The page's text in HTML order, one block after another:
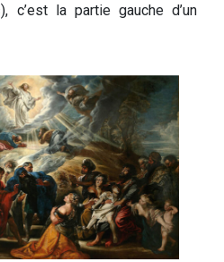
c’est la partie gauche d’un